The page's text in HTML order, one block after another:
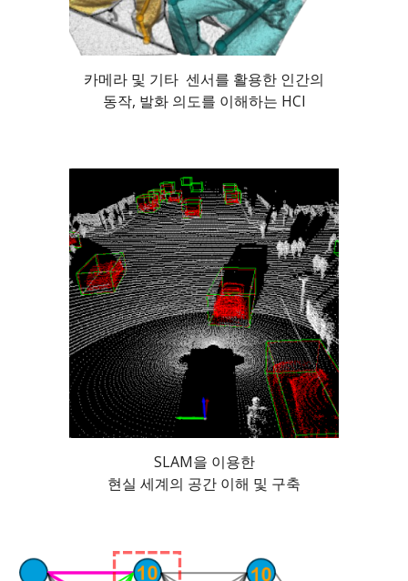
카메라 및 기타 센서를 활용한 인간의
동작, 발화 의도를 이해하는 HCI
SLAM을 이용한
현실 세계의 공간 이해 및 구축